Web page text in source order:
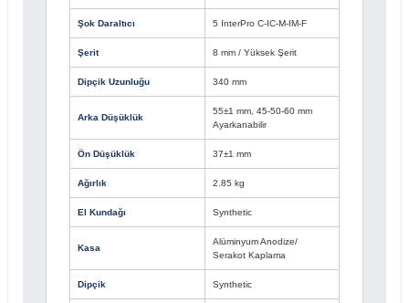
Şok Daraltıcı 5 InterPro C-IC-M-IM-F
Şerit 8 mm / Yüksek Şerit
Dipçik Uzunluğu 340 mm
Arka Düşüklük
55±1 mm, 45-50-60 mm
Ayarkanabilir
Ön Düşüklük 37±1 mm
Ağırlık 2.85 kg
El Kundağı Synthetic
Kasa
Alüminyum Anodize/
Serakot Kaplama
Dipçik Synthetic